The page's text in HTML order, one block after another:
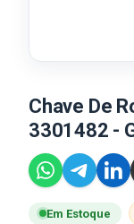
Chave De
3301482 -
Em Estoque